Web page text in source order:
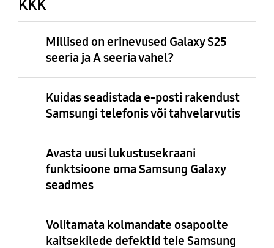
KKK
Millised on erinevused Galaxy S25
seeria ja A seeria vahel?
Kuidas seadistada e-posti rakendust
Samsungi telefonis või tahvelarvutis
Avasta uusi lukustusekraani
funktsioone oma Samsung Galaxy
seadmes
Volitamata kolmandate osapoolte
kaitsekilede defektid teie Samsung